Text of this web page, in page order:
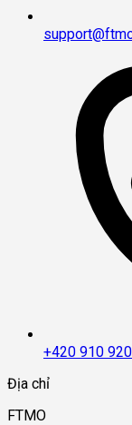
+420 910
Địa chỉ
FTMO